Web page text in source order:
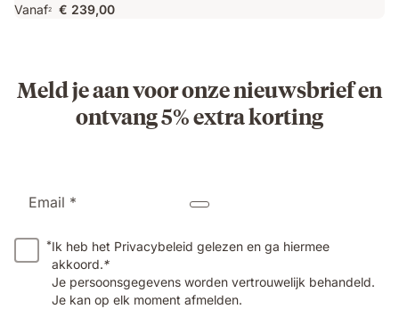
Vanaf2 € 239,00
Meld je aan voor onze nieuwsbrief en
ontvang 5% extra korting
Email *
*Ik heb het Privacybeleid gelezen en ga hiermee
akkoord.*
Je persoonsgegevens worden vertrouwelijk behandeld.
Je kan op elk moment afmelden.